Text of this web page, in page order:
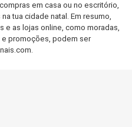
em casa ou no escritório,
tua cidade natal. Em resumo,
e as lojas online, como moradas,
promoções, podem ser